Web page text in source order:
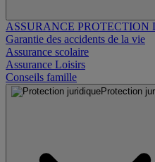
ASSURANCE
Garantie des accidents de la vie
Assurance scolaire
Assurance Loisirs
Conseils famille
Protection